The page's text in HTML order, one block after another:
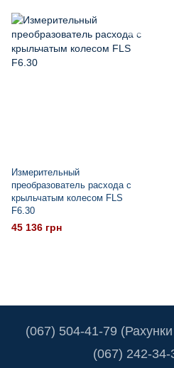
Измерительный
преобразователь расхода с
крыльчатым колесом FLS
F6.30
45 136 грн
(067) 504-41-79
(067) 242-